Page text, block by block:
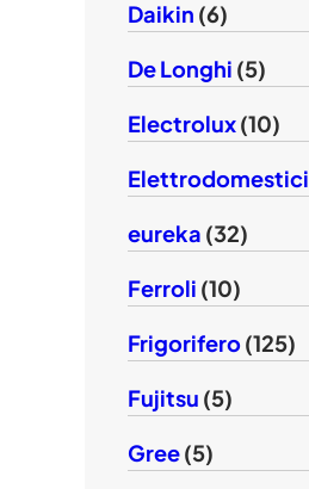
Daikin (6)
De Longhi (5)
Electrolux(10)
Elettrodomestici
eureka (32)
Ferroli (10)
Frigorifero(125)
Fujitsu (5)
Gree(5)